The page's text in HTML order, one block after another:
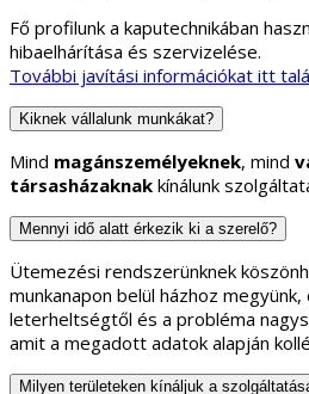
Fő profilunk a kaputechnikában
hibaelhárítása és szervizelése.
További javítási információkat itt
Kiknek vállalunk munkákat?
Mind magánszemélyeknek, mind
társasházaknak kínálunk
Mennyi idő alatt érkezik ki a szerelő?
Ütemezési rendszerünknek
munkanapon belül házhoz
leterheltségtől és a probléma
amit a megadott adatok alapján
Milyen területeken kínáljuk a